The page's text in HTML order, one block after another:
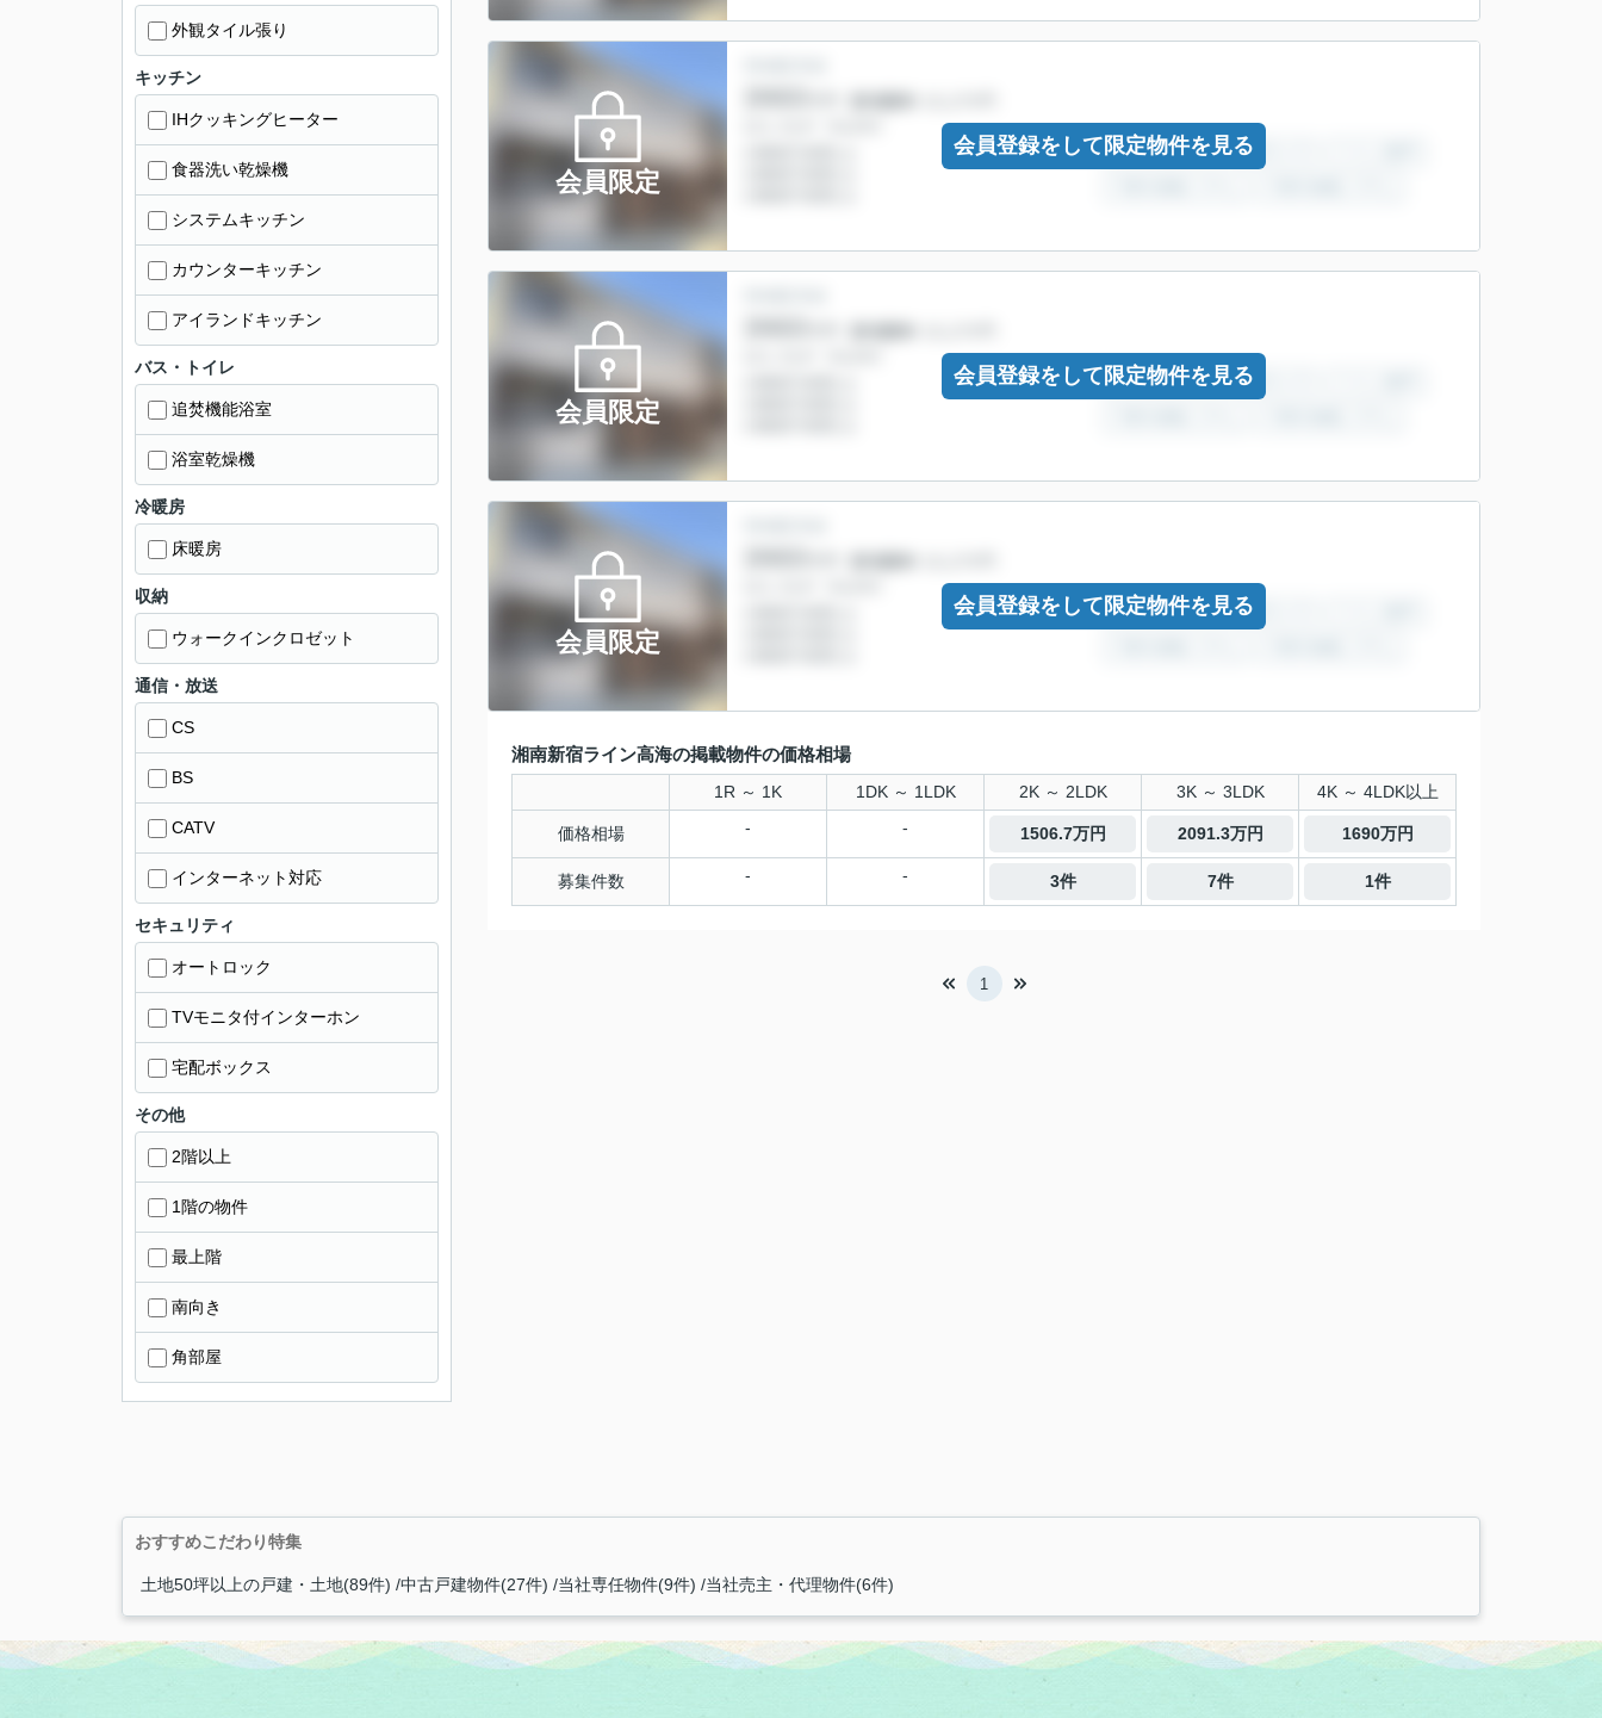
会員限定
会員登録をして限定物件を見る
会員限定
会員登録をして限定物件を見る
会員限定
会員登録をして限定物件を見る
湘南新宿ライン高海の掲載物件の価格相場
1R ～ 1K 1DK ～ 1LDK 2K ～ 2LDK 3K ～ 3LDK 4K ～ 4LDK以上
価格相場 - - 1506.7万円 2091.3万円 1690万円
募集件数 - - 3件 7件 1件
1
外観タイル張り
キッチン
IHクッキングヒーター
食器洗い乾燥機
システムキッチン
カウンターキッチン
アイランドキッチン
バス・トイレ
追焚機能浴室
浴室乾燥機
冷暖房
床暖房
収納
ウォークインクロゼット
通信・放送
CS
BS
CATV
インターネット対応
セキュリティ
オートロック
TVモニタ付インターホン
宅配ボックス
その他
2階以上
1階の物件
最上階
南向き
角部屋
おすすめこだわり特集
土地50坪以上の戸建・土地(89件) 中古戸建物件(27件) 当社専任物件(9件) 当社売主・代理物件(6件)